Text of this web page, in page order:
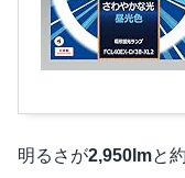
明るさが2,950lmと